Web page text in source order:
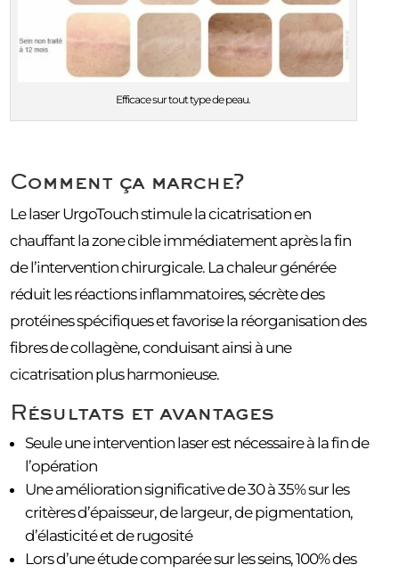
Efficace sur tout type de peau.
Comment ça marche?
Le laser UrgoTouch stimule la cicatrisation en
chauffant la zone cible immédiatement après la fin
de l’intervention chirurgicale. La chaleur générée
réduit les réactions inflammatoires, sécrète des
protéines spécifiques et favorise la réorganisation des
fibres de collagène, conduisant ainsi à une
cicatrisation plus harmonieuse.
Résultats et avantages
Seule une intervention laser est nécessaire à la fin de
l’opération
Une amélioration significative de 30 à 35% sur les
critères d’épaisseur, de largeur, de pigmentation,
d’élasticité et de rugosité
Lors d’une étude comparée sur les seins, 100% des